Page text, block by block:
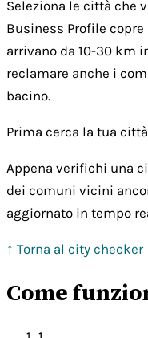
Seleziona le città che
Business Profile
arrivano da 10-30 km
reclamare anche i
bacino.
Prima cerca la tua
Appena verifichi una
dei comuni vicini
aggiornato in tempo
↑ Torna al city checker
Come